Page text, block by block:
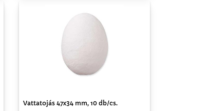
Vattatojás 47x34 mm, 10 db/cs.